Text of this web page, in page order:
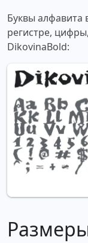
Буквы алфавита
регистре,
DikovinaBold: